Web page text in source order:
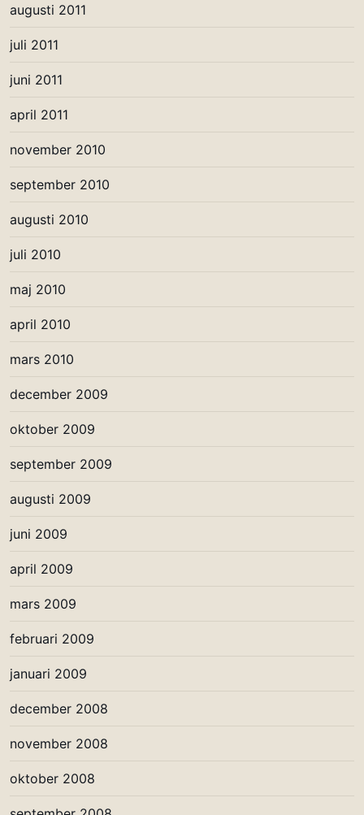
augusti 2011
juli 2011
juni 2011
april 2011
november 2010
september 2010
augusti 2010
juli 2010
maj 2010
april 2010
mars 2010
december 2009
oktober 2009
september 2009
augusti 2009
juni 2009
april 2009
mars 2009
februari 2009
januari 2009
december 2008
november 2008
oktober 2008